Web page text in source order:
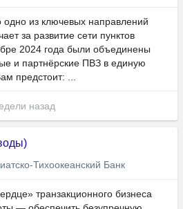
из ключевых направлений
за развитие сети пунктов
2024 года были объединены
и партнёрские ПВЗ в единую
предстоит: ...
назад
Тихоокеанский Банк
транзакционного бизнеса